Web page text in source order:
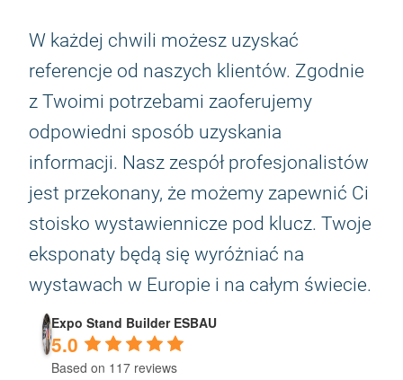
W każdej chwili możesz uzyskać
referencje od naszych klientów. Zgodnie
z Twoimi potrzebami zaoferujemy
odpowiedni sposób uzyskania
informacji. Nasz zespół profesjonalistów
jest przekonany, że możemy zapewnić Ci
stoisko wystawiennicze pod klucz. Twoje
eksponaty będą się wyróżniać na
wystawach w Europie i na całym świecie.
Expo Stand Builder ESBAU
5.0
Based on 117 reviews